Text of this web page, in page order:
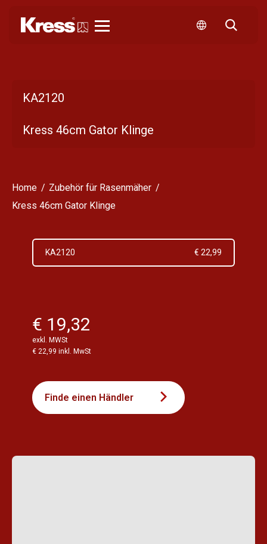
KA2120
Kress 46cm Gator Klinge
Home
Zubehör für Rasenmäher
Kress 46cm Gator Klinge
KA2120 € 22,99
€ 19,32
exkl. MWSt
€ 22,99 inkl. MwSt
Finde einen Händler